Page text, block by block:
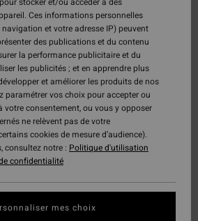
Ces informations personnelles
et votre adresse IP) peuvent
des publications et du contenu
la performance publicitaire et du
les publicités ; et en apprendre plus
et améliorer les produits de nos
paramétrer vos choix pour accepter ou
votre consentement, ou vous y opposer
ne relèvent pas de votre
cookies de mesure d’audience).
consultez notre : Politique d'utilisation
confidentialité
mes choix